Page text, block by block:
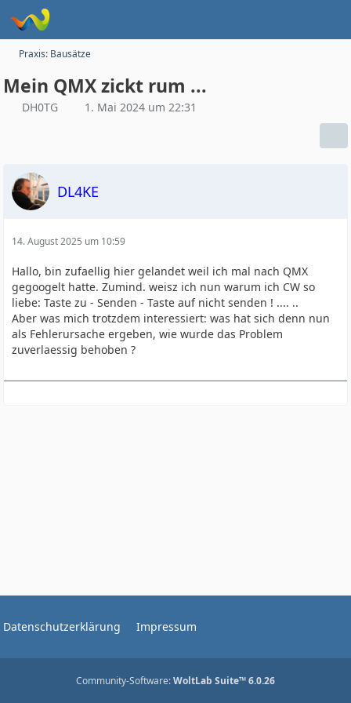
Praxis: Bausätze
Mein QMX zickt rum ...
DH0TG 1. Mai 2024 um 22:31
DL4KE
14. August 2025 um 10:59
Hallo, bin zufaellig hier gelandet weil ich mal nach QMX
gegoogelt hatte. Zumind. weisz ich nun warum ich CW so
liebe: Taste zu - Senden - Taste auf nicht senden ! .... ..
Aber was mich trotzdem interessiert: was hat sich denn nun
als Fehlerursache ergeben, wie wurde das Problem
zuverlaessig behoben ?
Datenschutzerklärung Impressum
Community-Software:WoltLab Suite™ 6.0.26